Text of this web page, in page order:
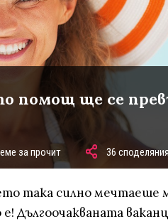
помощ ще се
за прочит 36 споделяния
така силно мечтаеше
Дългоочакваната